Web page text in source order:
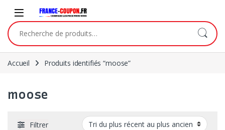
Recherche pour :
Accueil Produits identifiés “moose”
moose
Filtrer